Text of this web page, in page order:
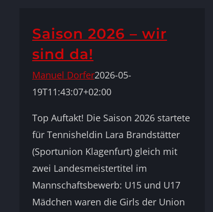
Saison 2026 – wir
sind da!
Manuel Dorfer2026-05-
19T11:43:07+02:00
Top Auftakt! Die Saison 2026 startete
für Tennisheldin Lara Brandstätter
(Sportunion Klagenfurt) gleich mit
zwei Landesmeistertitel im
Mannschaftsbewerb: U15 und U17
Mädchen waren die Girls der Union